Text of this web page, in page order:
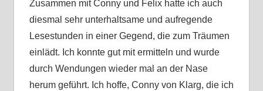
Zusammen mit Conny und Felix hatte ich auch
diesmal sehr unterhaltsame und aufregende
Lesestunden in einer Gegend, die zum Träumen
einlädt. Ich konnte gut mit ermitteln und wurde
durch Wendungen wieder mal an der Nase
herum geführt. Ich hoffe, Conny von Klarg, die ich